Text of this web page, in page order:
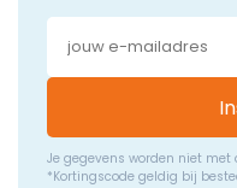
Je gegevens worden niet
*Kortingscode geldig bij